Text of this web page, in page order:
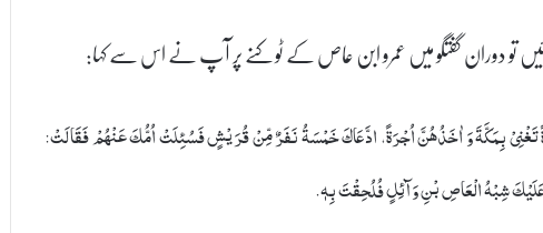
تو دوران گفتگو میں عمرو ابن عاص کے ٹوکنے پر آپ نے اس سے کہا:
تَغْنِیْ بِمَكَّةَ وَ اٰخَذُهُنَّ اُجْرَةً، ادَّعَاكَ خَمْسَةُ نَفَرٌ مِّنْ قُرَيْشٍ فَسُئِلَتْ اُمُّكَ عَنْهُمْ فَقَالَتْ:
عَلَيْكَ شِبْهُ الْعَاصِ بْنِ وَآئِلٍ فُلُحِقْتَ بِهٖ.